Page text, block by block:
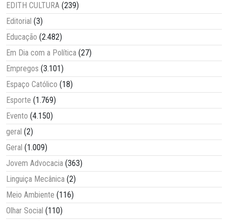
EDITH CULTURA (239)
Editorial (3)
Educação (2.482)
Em Dia com a Política (27)
Empregos (3.101)
Espaço Católico (18)
Esporte (1.769)
Evento (4.150)
geral (2)
Geral (1.009)
Jovem Advocacia (363)
Linguiça Mecânica (2)
Meio Ambiente (116)
Olhar Social (110)